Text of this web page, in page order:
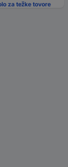
za težke tovore